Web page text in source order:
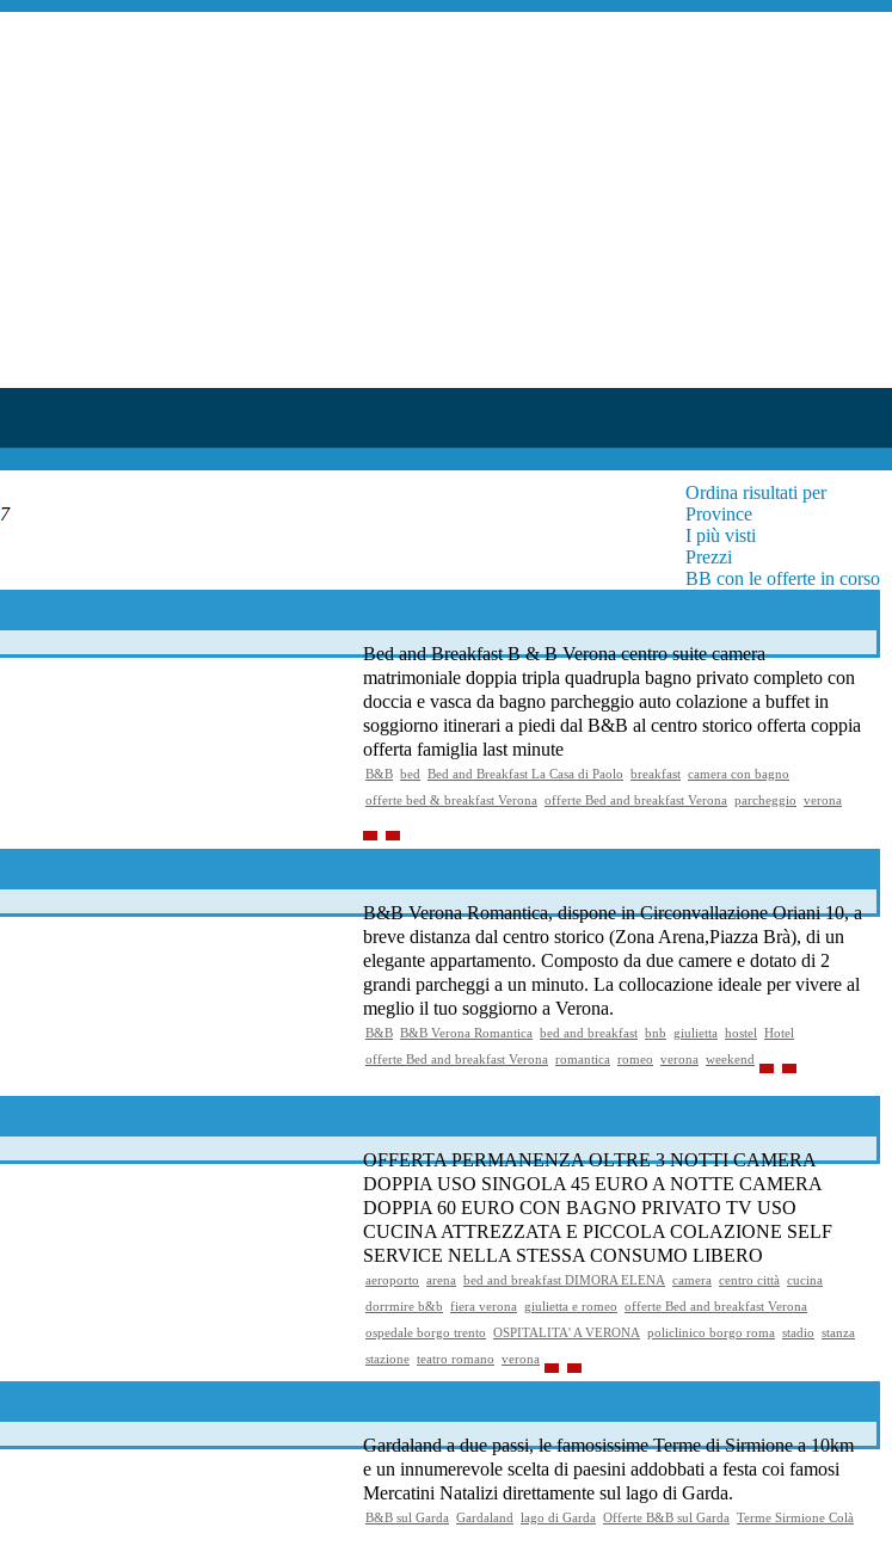
Ordina risultati per
Province
I più visti
Prezzi
BB con le offerte in corso
7
Bed and Breakfast B & B Verona centro suite camera
matrimoniale doppia tripla quadrupla bagno privato completo con
doccia e vasca da bagno parcheggio auto colazione a buffet in
soggiorno itinerari a piedi dal B&B al centro storico offerta coppia
offerta famiglia last minute
B&B bed Bed and Breakfast La Casa di Paolo breakfast camera con bagno
offerte bed & breakfast Verona offerte Bed and breakfast Verona parcheggio verona
B&B Verona Romantica, dispone in Circonvallazione Oriani 10, a
breve distanza dal centro storico (Zona Arena,Piazza Brà), di un
elegante appartamento. Composto da due camere e dotato di 2
grandi parcheggi a un minuto. La collocazione ideale per vivere al
meglio il tuo soggiorno a Verona.
B&B B&B Verona Romantica bed and breakfast bnb giulietta hostel Hotel
offerte Bed and breakfast Verona romantica romeo verona weekend
OFFERTA PERMANENZA OLTRE 3 NOTTI CAMERA
DOPPIA USO SINGOLA 45 EURO A NOTTE CAMERA
DOPPIA 60 EURO CON BAGNO PRIVATO TV USO
CUCINA ATTREZZATA E PICCOLA COLAZIONE SELF
SERVICE NELLA STESSA CONSUMO LIBERO
aeroporto arena bed and breakfast DIMORA ELENA camera centro città cucina
dorrmire b&b fiera verona giulietta e romeo offerte Bed and breakfast Verona
ospedale borgo trento OSPITALITA' A VERONA policlinico borgo roma stadio stanza
stazione teatro romano verona
Gardaland a due passi, le famosissime Terme di Sirmione a 10km
e un innumerevole scelta di paesini addobbati a festa coi famosi
Mercatini Natalizi direttamente sul lago di Garda.
B&B sul Garda Gardaland lago di Garda Offerte B&B sul Garda Terme Sirmione Colà